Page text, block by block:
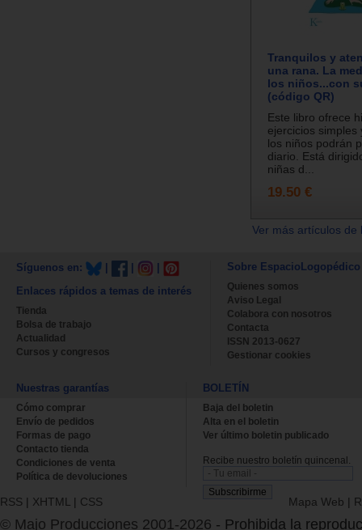
Tranquilos y
una rana. La
los niños...con
(código QR)
Este libro ofrece
ejercicios simples
los niños podrán
diario. Está
niñas d...
19.50 €
Ver más artículos
Síguenos en:
Enlaces rápidos a temas de interés
Tienda
Bolsa de trabajo
Actualidad
Cursos y congresos
Sobre EspacioLogopédico
Quienes somos
Aviso Legal
Colabora con nosotros
Contacta
ISSN 2013-0627
Gestionar cookies
Nuestras garantías
Cómo comprar
Envío de pedidos
Formas de pago
Contacto tienda
Condiciones de venta
Política de devoluciones
BOLETÍN
Baja del boletin
Alta en el boletin
Ver último boletin publicado
Recibe nuestro boletín quincenal.
RSS | XHTML | CSS Mapa Web |
© Majo Producciones 2001-2026 - Prohibida la